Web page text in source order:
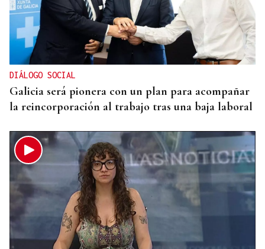
DALLAS MAVERICKS
Santi Aldama, jugador de la NBA, visita Ourense
DIÁLOGO SOCIAL
Galicia será pionera con un plan para acompañar
la reincorporación al trabajo tras una baja laboral